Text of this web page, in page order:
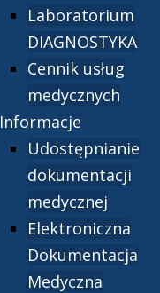
Laboratorium
DIAGNOSTYKA
Cennik usług
medycznych
Informacje
Udostępnianie
dokumentacji
medycznej
Elektroniczna
Dokumentacja
Medyczna